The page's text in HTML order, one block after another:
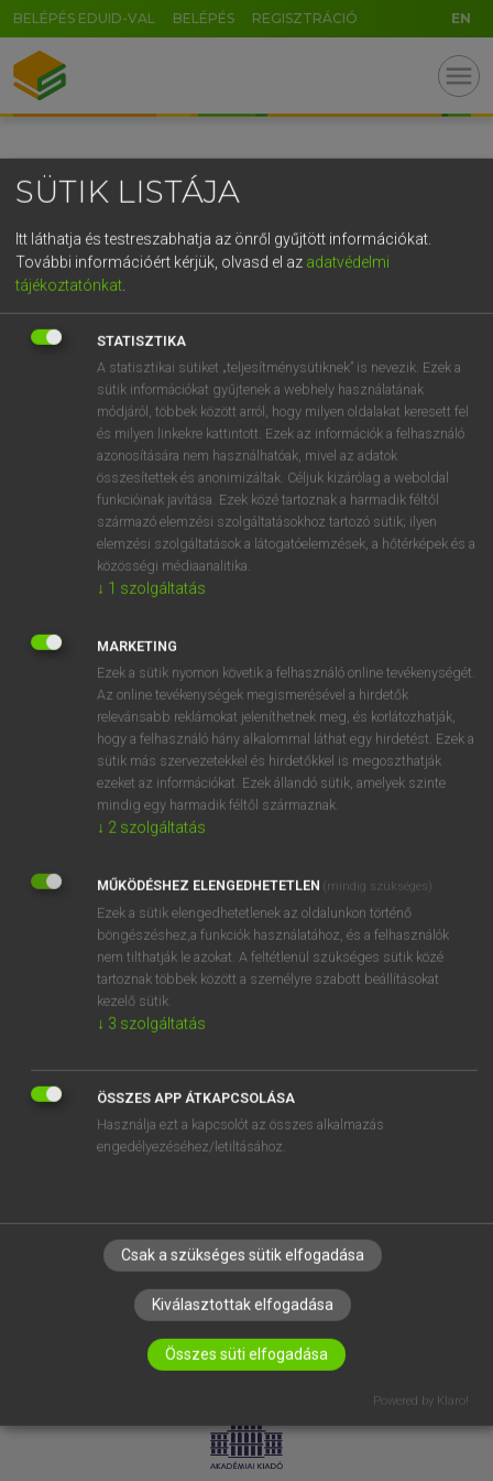
BELÉPÉS EDUID-VAL BELÉPÉS REGISZTRÁCIÓ EN
menu
OOOOPS!
SZOTAR.NET APPLIKÁCIÓ
MICROSOFT OFFICE BŐVÍTMÉNY
BEÉPÜLŐ SZÓTÁRMODUL
ONLINE NYELVVIZSGA
EGYÉNI FELHASZNÁLÓKNAK
TANULÓKNAK
OKTATÁSI INTÉZMÉNYEKNEK
VÁLLALATI MEGOLDÁSOK
RÓLUNK
ELÉRHETŐSÉG
SÜTI BEÁLLÍTÁSOK
LICENCSZERZŐDÉS ADATVÉDELEM
SÜTIK LISTÁJA
Itt láthatja és testreszabhatja az önről gyűjtött információkat.
További információért kérjük, olvasd el az adatvédelmi
tájékoztatónkat
STATISZTIKA
A statisztikai sütiket „teljesítménysütiknek” is nevezik. Ezek a
sütik információkat gyűjtenek a webhely használatának
módjáról, többek között arról, hogy milyen oldalakat keresett fel
és milyen linkekre kattintott. Ezek az információk a felhasználó
azonosítására nem használhatóak, mivel az adatok
összesítettek és anonimizáltak. Céljuk kizárólag a weboldal
funkcióinak javítása. Ezek közé tartoznak a harmadik féltől
származó elemzési szolgáltatásokhoz tartozó sütik; ilyen
elemzési szolgáltatások a látogatóelemzések, a hőtérképek és a
közösségi médiaanalitika.
↓ 1 szolgáltatás
MARKETING
Ezek a sütik nyomon követik a felhasználó online tevékenységét.
Az online tevékenységek megismerésével a hirdetők
relevánsabb reklámokat jeleníthetnek meg, és korlátozhatják,
hogy a felhasználó hány alkalommal láthat egy hirdetést. Ezek a
sütik más szervezetekkel és hirdetőkkel is megoszthatják
ezeket az információkat. Ezek állandó sütik, amelyek szinte
mindig egy harmadik féltől származnak.
↓ 2 szolgáltatás
MŰKÖDÉSHEZ ELENGEDHETETLEN (mindig szükséges)
Ezek a sütik elengedhetetlenek az oldalunkon történő
böngészéshez,a funkciók használatához, és a felhasználók
nem tilthatják le azokat. A feltétlenül szükséges sütik közé
tartoznak többek között a személyre szabott beállításokat
kezelő sütik.
↓ 3 szolgáltatás
ÖSSZES APP ÁTKAPCSOLÁSA
Használja ezt a kapcsolót az összes alkalmazás
engedélyezéséhez/letiltásához.
Csak a szükséges sütik elfogadása
Kiválasztottak elfogadása
Összes süti elfogadása
Powered by Klaro!
GR
5
g h k l
v b n m , . - AltGr